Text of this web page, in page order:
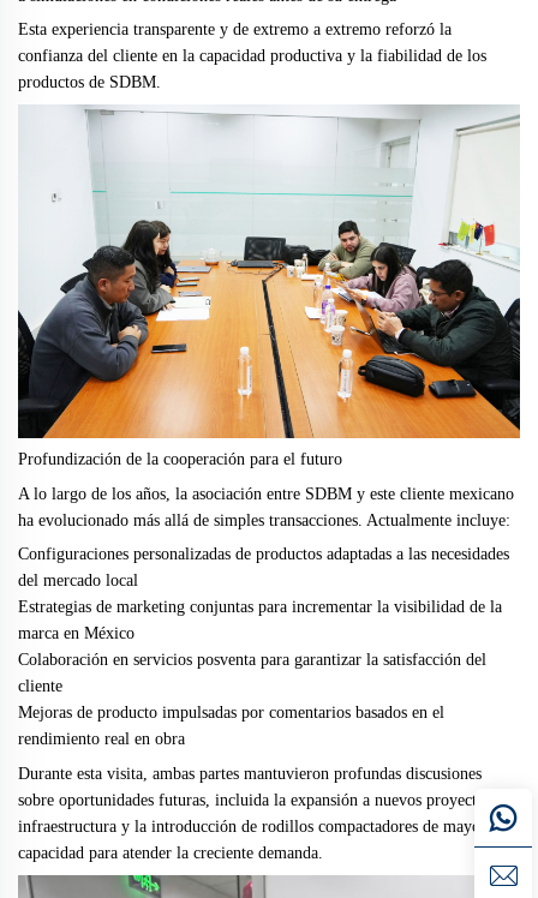
Esta experiencia transparente y de extremo a extremo reforzó la
confianza del cliente en la capacidad productiva y la fiabilidad de los
productos de SDBM.
Profundización de la cooperación para el futuro
A lo largo de los años, la asociación entre SDBM y este cliente mexicano
ha evolucionado más allá de simples transacciones. Actualmente incluye:
Configuraciones personalizadas de productos adaptadas a las necesidades
del mercado local
Estrategias de marketing conjuntas para incrementar la visibilidad de la
marca en México
Colaboración en servicios posventa para garantizar la satisfacción del
cliente
Mejoras de producto impulsadas por comentarios basados en el
rendimiento real en obra
Durante esta visita, ambas partes mantuvieron profundas discusiones
sobre oportunidades futuras, incluida la expansión a nuevos proyectos de
infraestructura y la introducción de rodillos compactadores de mayor
capacidad para atender la creciente demanda.